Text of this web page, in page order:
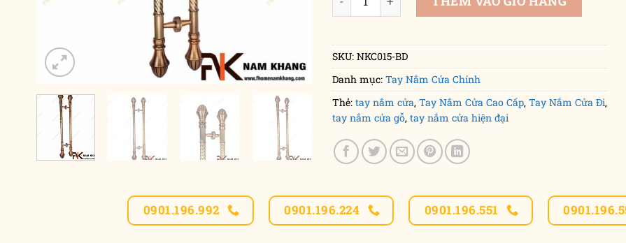
SKU:NKC015-BD
Danh mục:Tay Nắm Cửa Chính
Thẻ:tay nắm cửa,Tay Nắm Cửa Cao Cấp,Tay Nắm Cửa Đi,
tay nắm cửa gỗ,tay nắm cửa hiện đại
0901.196.992 0901.196.224 0901.196.551